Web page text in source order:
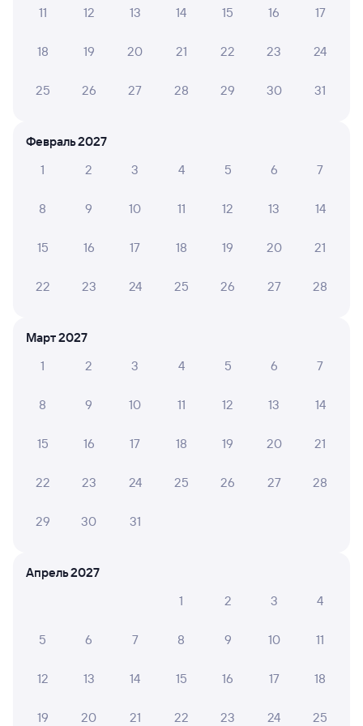
Способы оплаты
Правила работы сервиса
11 12 13 14 15 16 17
18 19 20 21 22 23 24
25 26 27 28 29 30 31
Февраль 2027
1
2 3 4 5 6 7
8 9 10 11 12 13 14
15 16 17 18 19 20 21
22 23 24 25 26 27 28
Март 2027
1
2 3 4 5 6 7
8 9 10 11 12 13 14
15 16 17 18 19 20 21
22 23 24 25 26 27 28
29 30 31
Апрель 2027
1
2 3 4
5 6 7 8 9 10 11
12 13 14 15 16 17 18
19 20 21 22 23 24 25